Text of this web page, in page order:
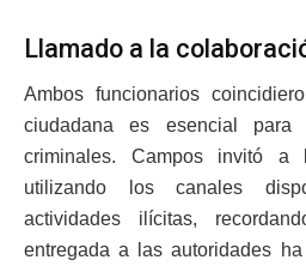
Llamado a la
Ambos funcionarios
ciudadana es esencial para
criminales. Campos invitó
utilizando los canales
actividades ilícitas,
entregada a las autoridades